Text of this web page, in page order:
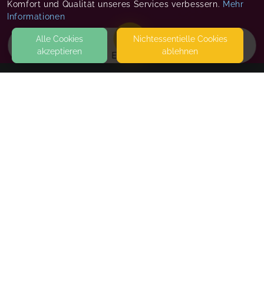
EVENTS
Komfort und Qualität unseres Services verbessern. Mehr
Informationen
Alle Cookies
akzeptieren
Nicht­essentielle Cookies
ablehnen